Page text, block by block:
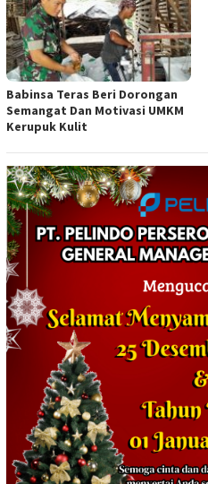
Babinsa Teras Beri Dorongan
Semangat Dan Motivasi UMKM
Kerupuk Kulit